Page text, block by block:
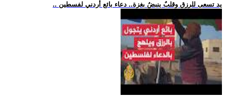
.. يد تسعى للرزق وقلبٌ ينبضُ بغزة.. دعاء بائع أردني لفسطين